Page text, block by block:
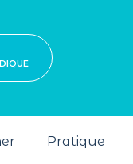
Pratique